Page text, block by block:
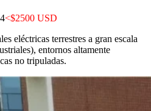
<$2500 USD
eléctricas terrestres a gran escala
entornos altamente
no tripuladas.